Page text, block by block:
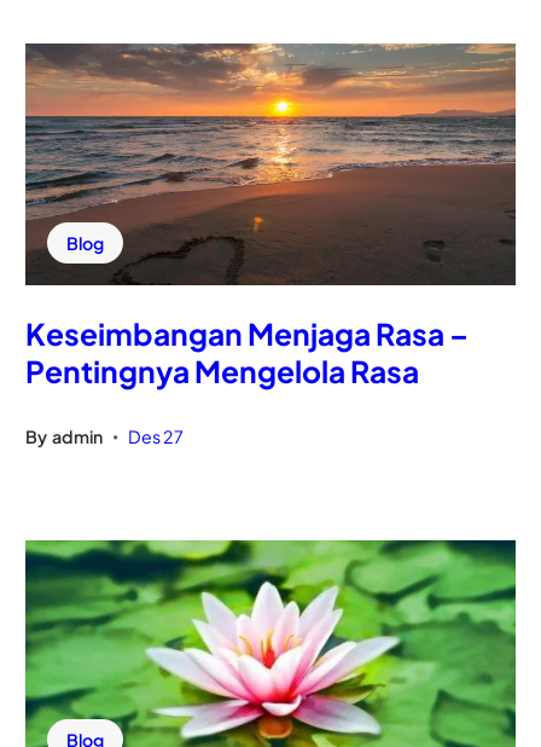
Blog
Keseimbangan Menjaga Rasa –
Pentingnya Mengelola Rasa
By admin • Des 27
Blog